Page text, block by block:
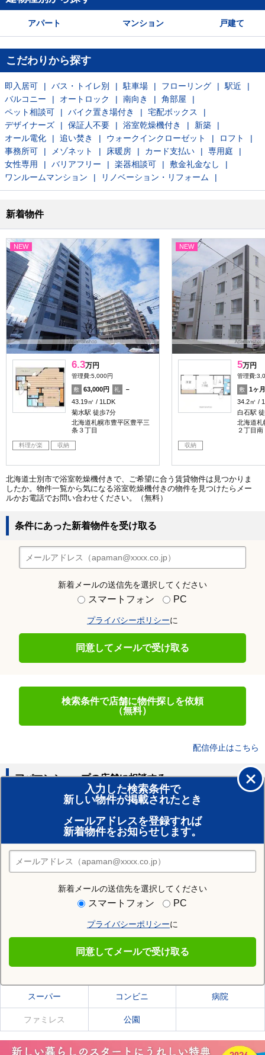
アパート マンション 戸建て
こだわりから探す
即入居可 バス・トイレ別 駐車場 フローリング
駅近
バルコニー
オートロック 南向き
角部屋
ペット相談可
バイク置き場付き
宅配ボックス
デザイナーズ
保証人不要 浴室乾燥機付き
新築
オール電化
追い焚き ウォークインクローゼット
ロフト
事務所可
メゾネット 床暖房 カード支払い
専用庭
女性専用
バリアフリー 楽器相談可
敷金礼金なし
ワンルームマンション
リノベーション・リフォーム
新着物件
NEW
6.3万円
管理費:5,000円
敷 63,000円 礼
－
43.19㎡
1LDK
菊水駅 徒歩7分
北海道札幌市豊平区豊平三
条３丁目
料理が楽 収納
NEW
5万円
管理費
敷
1ヶ月
34.2㎡
白石駅
北海道札
２丁目南
収納
北海道士別市で浴室乾燥機付きで、ご希望に合う賃貸物件は見つかりま
したか。物件一覧から気になる浴室乾燥機付きの物件を見つけたらメー
ルかお電話でお問い合わせください。（無料）
条件にあった新着物件を受け取る
新着メールの送信先を選択してください
スマートフォン PC
プライバシーポリシーに
同意してメールで受け取る
検索条件で店舗に物件探しを依頼
（無料）
配信停止はこちら
入力した検索条件で
新しい物件が掲載されたとき
メールアドレスを登録すれば
新着物件をお知らせします。
新着メールの送信先を選択してください
スマートフォン PC
プライバシーポリシーに
同意してメールで受け取る
アパマンショップの店舗に相談する
賃貸のプロがお部屋探し！
おまかせ物件リクエスト
住みたい街の店舗を探す
店舗検索
住む街研究所で士別市の情報を見る
士別市の施設一覧
スーパー コンビニ 病院
ファミレス 公園